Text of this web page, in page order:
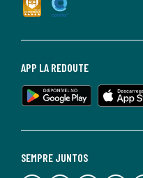
SEMPRE JUNTOS
APP LA REDOUTE